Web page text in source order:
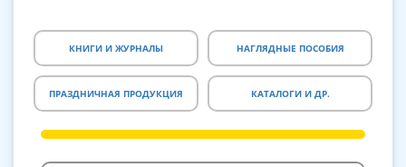
КНИГИ И ЖУРНАЛЫ НАГЛЯДНЫЕ ПОСОБИЯ
ПРАЗДНИЧНАЯ ПРОДУКЦИЯ КАТАЛОГИ И ДР.